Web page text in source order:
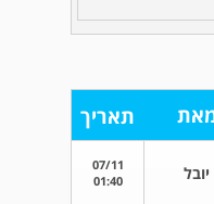
תאריך
יובל
07/11
01:40